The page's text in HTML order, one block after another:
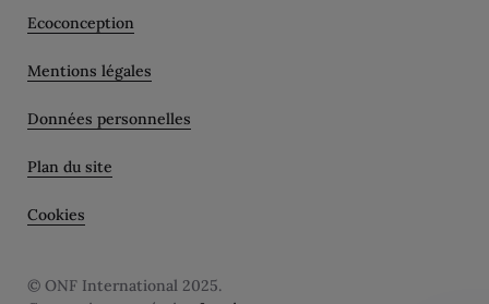
© ONF International 2025.
Ecoconception
Mentions légales
Données personnelles
Plan du site
Cookies